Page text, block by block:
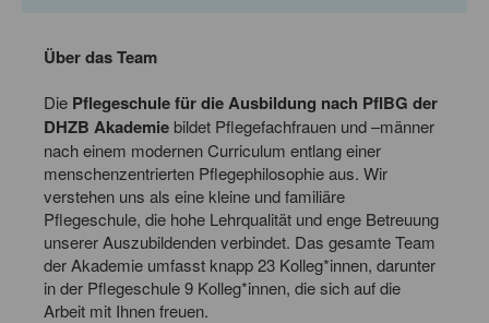
Über das Team
Die Pflegeschule für die Ausbildung nach PflBG der
DHZB Akademiebildet Pflegefachfrauen und –männer
nach einem modernen Curriculum entlang einer
menschenzentrierten Pflegephilosophie aus. Wir
verstehen uns als eine kleine und familiäre
Pflegeschule, die hohe Lehrqualität und enge Betreuung
unserer Auszubildenden verbindet. Das gesamte Team
der Akademie umfasst knapp 23 Kolleg*innen, darunter
in der Pflegeschule 9 Kolleg*innen, die sich auf die
Arbeit mit Ihnen freuen.